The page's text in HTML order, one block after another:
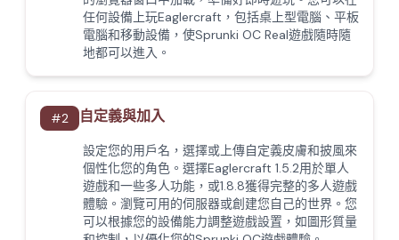
任何設備上玩Eaglercraft，包括桌上型電腦、平板
電腦和移動設備，使Sprunki OC Real遊戲隨時隨
地都可以進入。
#2 自定義與加入
設定您的用戶名，選擇或上傳自定義皮膚和披風來
個性化您的角色。選擇Eaglercraft 1.5.2用於單人
遊戲和一些多人功能，或1.8.8獲得完整的多人遊戲
體驗。瀏覽可用的伺服器或創建您自己的世界。您
可以根據您的設備能力調整遊戲設置，如圖形質量